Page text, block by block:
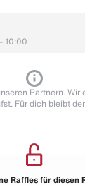
10:00
Partnern. Wir
Für dich bleibt
Raffles für diesen